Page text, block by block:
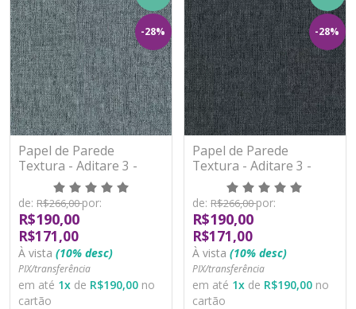
-28%
Papel de Parede
Textura - Aditare 3 -
AD300009R - Vinílico
de: R$266,00por:
R$190,00
R$171,00
À vista (10% desc)
PIX/transferência
em até 1x de R$190,00 no
cartão
-28%
Papel de Parede
Textura - Aditare 3 -
AD300010R - Vinílico
de: R$266,00por:
R$190,00
R$171,00
À vista (10% desc)
PIX/transferência
em até 1x de R$190,00 no
cartão